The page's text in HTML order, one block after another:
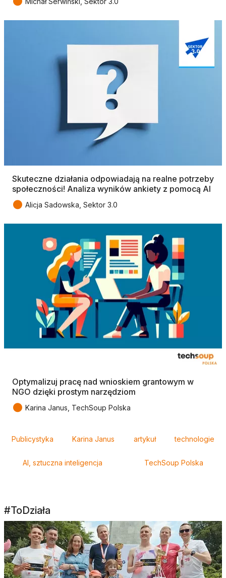
Skuteczne działania odpowiadają na realne potrzeby
społeczności! Analiza wyników ankiety z pomocą AI
● Alicja Sadowska, Sektor 3.0
Optymalizuj pracę nad wnioskiem grantowym w
NGO dzięki prostym narzędziom
● Karina Janus, TechSoup Polska
Publicystyka Karina Janus artykuł technologie
AI, sztuczna inteligencja TechSoup Polska
#ToDziała